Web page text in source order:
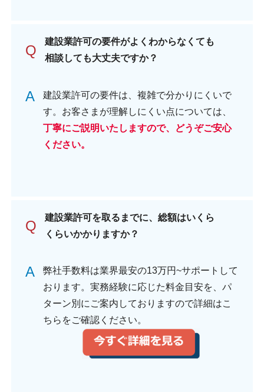
Q
建設業許可の要件がよくわからなくても
相談しても大丈夫ですか？
A
建設業許可の要件は、複雑で分かりにくいで
す。お客さまが理解しにくい点については、
丁寧にご説明いたしますので、どうぞご安心
ください。
Q
建設業許可を取るまでに、総額はいくら
くらいかかりますか？
A
弊社手数料は業界最安の13万円~サポートして
おります。実務経験に応じた料金目安を、パ
ターン別にご案内しておりますので詳細はこ
ちらをご確認ください。